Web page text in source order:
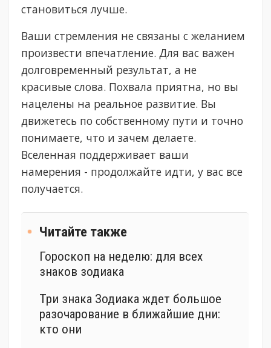
становиться лучше.
Ваши стремления не связаны с желанием
произвести впечатление. Для вас важен
долговременный результат, а не
красивые слова. Похвала приятна, но вы
нацелены на реальное развитие. Вы
движетесь по собственному пути и точно
понимаете, что и зачем делаете.
Вселенная поддерживает ваши
намерения - продолжайте идти, у вас все
получается.
Читайте также
Гороскоп на неделю: для всех
знаков зодиака
Три знака Зодиака ждет большое
разочарование в ближайшие дни:
кто они